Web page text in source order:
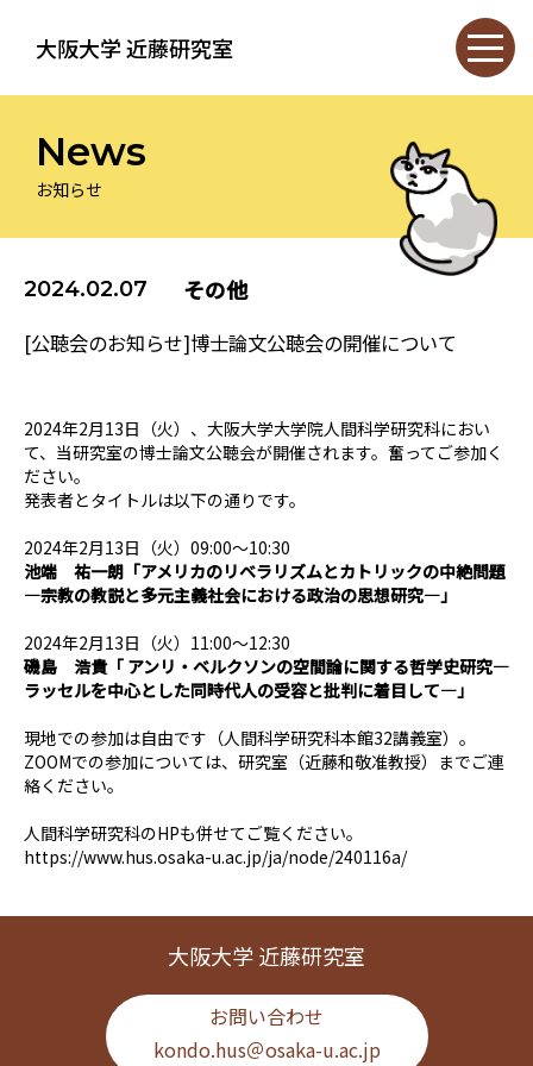
大阪大学 近藤研究室
News
お知らせ
2024.02.07 その他
[公聴会のお知らせ]博士論文公聴会の開催について
2024年2月13日（火）、大阪大学大学院人間科学研究科におい
て、当研究室の博士論文公聴会が開催されます。奮ってご参加く
ださい。
発表者とタイトルは以下の通りです。
2024年2月13日（火）09:00～10:30
池端 祐一朗「アメリカのリベラリズムとカトリックの中絶問題
―宗教の教説と多元主義社会における政治の思想研究―」
2024年2月13日（火）11:00～12:30
磯島 浩貴「 アンリ・ベルクソンの空間論に関する哲学史研究―
ラッセルを中心とした同時代人の受容と批判に着目して―」
現地での参加は自由です（人間科学研究科本館32講義室）。
ZOOMでの参加については、研究室（近藤和敬准教授）までご連
絡ください。
人間科学研究科のHPも併せてご覧ください。
https://www.hus.osaka-u.ac.jp/ja/node/240116a/
大阪大学 近藤研究室
お問い合わせ
kondo.hus＠osaka-u.ac.jp